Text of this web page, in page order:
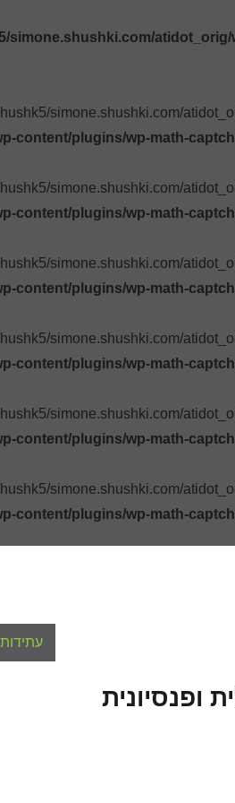
simone.shushki.com/
simone.shushki.com/
content/plugins/wp-math-
simone.shushki.com/
content/plugins/wp-math-
simone.shushki.com/
content/plugins/wp-math-
simone.shushki.com/
content/plugins/wp-math-
simone.shushki.com/
content/plugins/wp-math-
simone.shushki.com/
content/plugins/wp-math-
ופנסיונית
עתידות 1-2-3